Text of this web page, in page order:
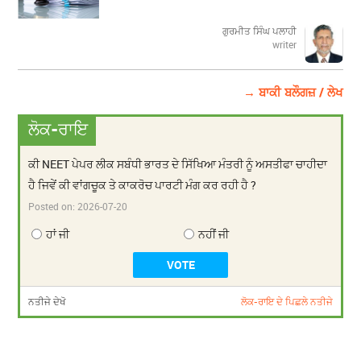
ਗੁਰਮੀਤ ਸਿੰਘ ਪਲਾਹੀ
writer
→ ਬਾਕੀ ਬਲੌਗਜ਼ / ਲੇਖ
ਲੋਕ-ਰਾਇ
ਕੀ NEET ਪੇਪਰ ਲੀਕ ਸਬੰਧੀ ਭਾਰਤ ਦੇ ਸਿੱਖਿਆ ਮੰਤਰੀ ਨੂੰ ਅਸਤੀਫਾ ਚਾਹੀਦਾ
ਹੈ ਜਿਵੇਂ ਕੀ ਵਾਂਗਚੂਕ ਤੇ ਕਾਕਰੋਚ ਪਾਰਟੀ ਮੰਗ ਕਰ ਰਹੀ ਹੈ ?
Posted on:2026-07-20
ਹਾਂ ਜੀ ਨਹੀਂ ਜੀ
ਨਤੀਜੇ ਦੇਖੋ ਲੋਕ-ਰਾਇ ਦੇ ਪਿਛਲੇ ਨਤੀਜੇ